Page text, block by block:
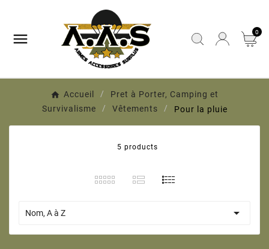
 0
Accueil
Pret à Porter, Camping et
Survivalisme
Vêtements Pour la pluie
5 products
Nom, A à Z 